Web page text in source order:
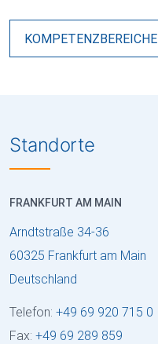
KOMPETENZBEREICHE
Standorte
FRANKFURT AM MAIN
Arndtstraße 34-36
60325 Frankfurt am Main
Deutschland
Telefon: +49 69 920 715 0
Fax: +49 69 289 859